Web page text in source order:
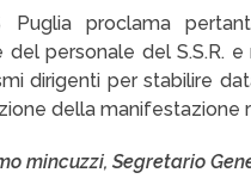
Puglia proclama
del personale del S.S.R. e
dirigenti per stabilire
della manifestazione
mincuzzi, Segretario